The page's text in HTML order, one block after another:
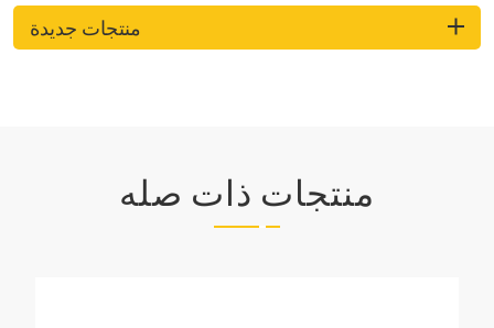
منتجات جديدة
منتجات ذات صله